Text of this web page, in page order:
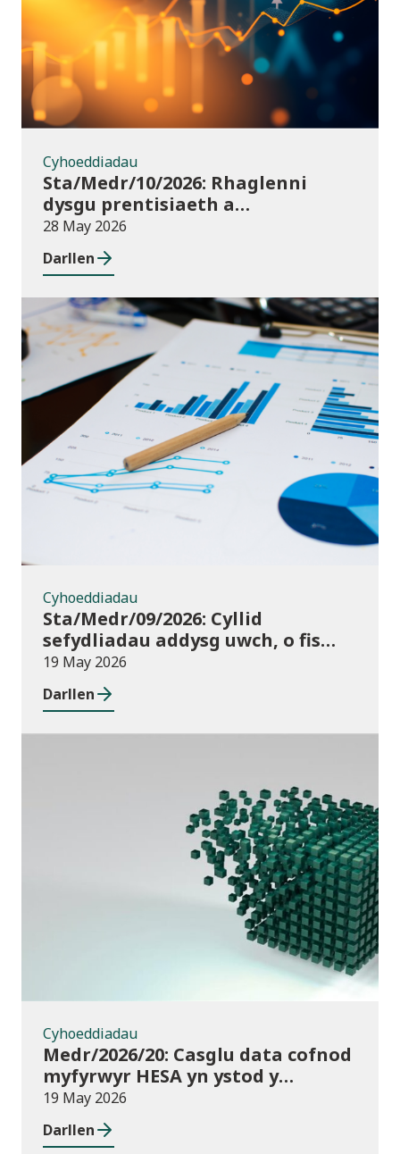
Cyhoeddiadau
Sta/Medr/10/2026: Rhaglenni
dysgu prentisiaeth a
ddechreuwyd: Tachwedd 2025 i
Ionawr 2026 (dros dro)
28 May 2026
Darllen
Cyhoeddiadau
Cyhoeddiadau
Sta/Medr/09/2026: Cyllid
sefydliadau addysg uwch, o fis
Awst 2024 i fis Gorffennaf 2025
19 May 2026
Darllen
Cyhoeddiadau
Cyhoeddiadau
Medr/2026/20: Casglu data cofnod
myfyrwyr HESA yn ystod y
flwyddyn – disgwyliadau a chyllid
ar gyfer darparwyr addysg uwch
yng Nghymru
19 May 2026
Darllen